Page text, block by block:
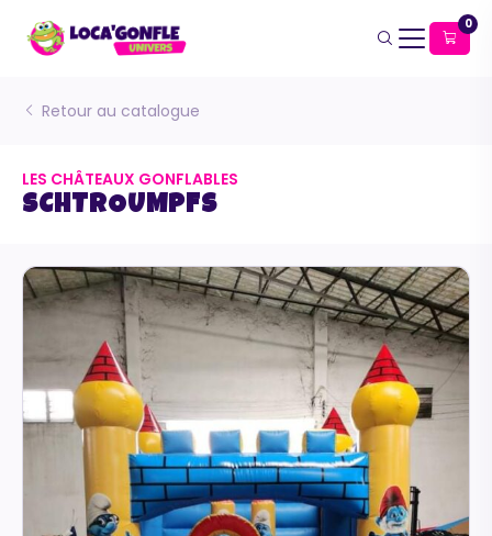
0
Retour au catalogue
LES CHÂTEAUX GONFLABLES
SCHTROUMPFS